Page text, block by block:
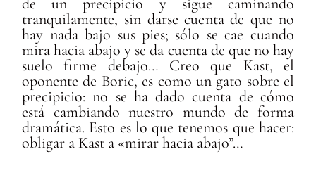
de un precipicio y sigue caminando
tranquilamente, sin darse cuenta de que no
hay nada bajo sus pies; sólo se cae cuando
mira hacia abajo y se da cuenta de que no hay
suelo firme debajo… Creo que Kast, el
oponente de Boric, es como un gato sobre el
precipicio: no se ha dado cuenta de cómo
está cambiando nuestro mundo de forma
dramática. Esto es lo que tenemos que hacer:
obligar a Kast a «mirar hacia abajo”…